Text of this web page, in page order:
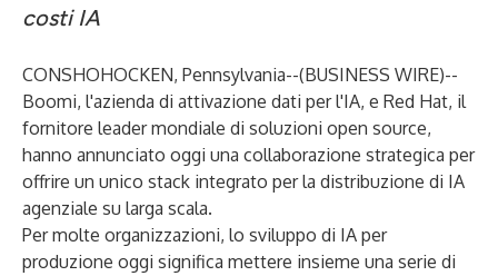
costi IA
CONSHOHOCKEN, Pennsylvania--(BUSINESS WIRE)--
Boomi, l'azienda di attivazione dati per l'IA, e Red Hat, il
fornitore leader mondiale di soluzioni open source,
hanno annunciato oggi una collaborazione strategica per
offrire un unico stack integrato per la distribuzione di IA
agenziale su larga scala.
Per molte organizzazioni, lo sviluppo di IA per
produzione oggi significa mettere insieme una serie di